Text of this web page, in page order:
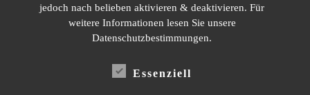
Datenschutzerklärung
jedoch nach belieben aktivieren & deaktivieren. Für
weitere Informationen lesen Sie unsere
Datenschutzbestimmungen.
Essenziell